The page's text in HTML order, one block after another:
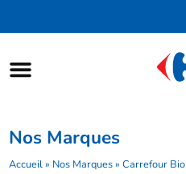
Nos Marques
Accueil» Nos Marques»Carrefour Bio